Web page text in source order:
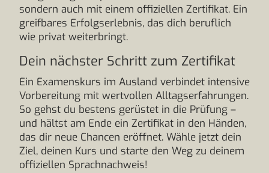
sondern auch mit einem offiziellen Zertifikat. Ein
greifbares Erfolgserlebnis, das dich beruflich
wie privat weiterbringt.
Dein nächster Schritt zum Zertifikat
Ein Examenskurs im Ausland verbindet intensive
Vorbereitung mit wertvollen Alltagserfahrungen.
So gehst du bestens gerüstet in die Prüfung –
und hältst am Ende ein Zertifikat in den Händen,
das dir neue Chancen eröffnet. Wähle jetzt dein
Ziel, deinen Kurs und starte den Weg zu deinem
offiziellen Sprachnachweis!